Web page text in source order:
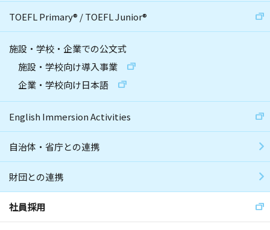
TOEFL Primary® /TOEFL Junior®
施設・学校・企業での公文式
施設・学校向け導入事業
企業・学校向け日本語
English Immersion Activities
自治体・省庁との連携
財団との連携
社員採用